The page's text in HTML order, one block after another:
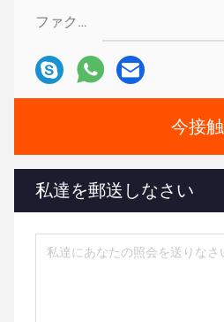
ファクシミリ:
今接触
私達を郵送しなさい